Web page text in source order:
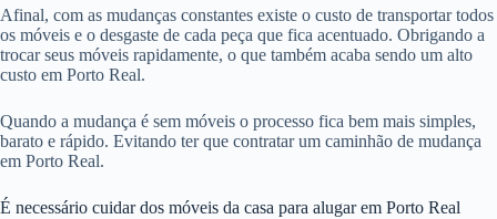
Afinal, com as mudanças constantes existe o custo de transportar todos
os móveis e o desgaste de cada peça que fica acentuado. Obrigando a
trocar seus móveis rapidamente, o que também acaba sendo um alto
custo em Porto Real.
Quando a mudança é sem móveis o processo fica bem mais simples,
barato e rápido. Evitando ter que contratar um caminhão de mudança
em Porto Real.
É necessário cuidar dos móveis da casa para alugar em Porto Real